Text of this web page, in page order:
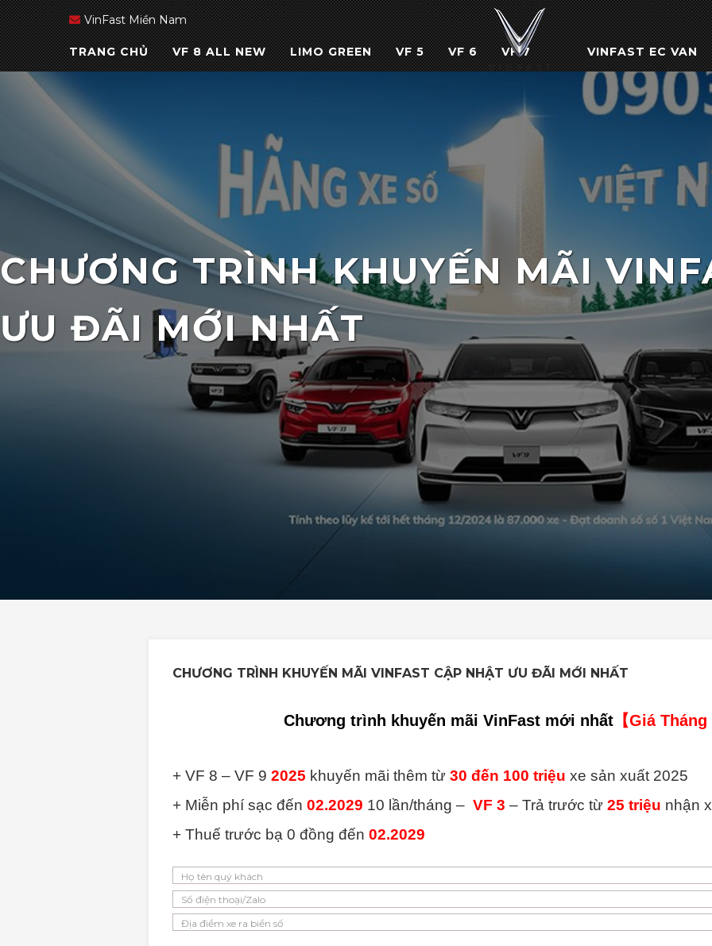
TRANG CHỦ VF 8 ALL NEW LIMO GREEN VF 5 VF 6 VF 7 VINFAST EC VAN
VinFast Miền Nam
CHƯƠNG TRÌNH KHUYẾN MÃI
ƯU ĐÃI MỚI NHẤT
CHƯƠNG TRÌNH KHUYẾN MÃI VINFAST CẬP NHẬT ƯU ĐÃI MỚI NHẤT
Chương trình khuyến mãi VinFast mới nhất【Giá Tháng
+ VF 8 – VF 9 2025 khuyến mãi thêm từ 30 đến 100 triệu xe sản xuất 2025
+ Miễn phí sạc đến 02.2029 10 lần/tháng – VF 3 – Trả trước từ 25 triệu nhận
+ Thuế trước bạ 0 đồng đến 02.2029